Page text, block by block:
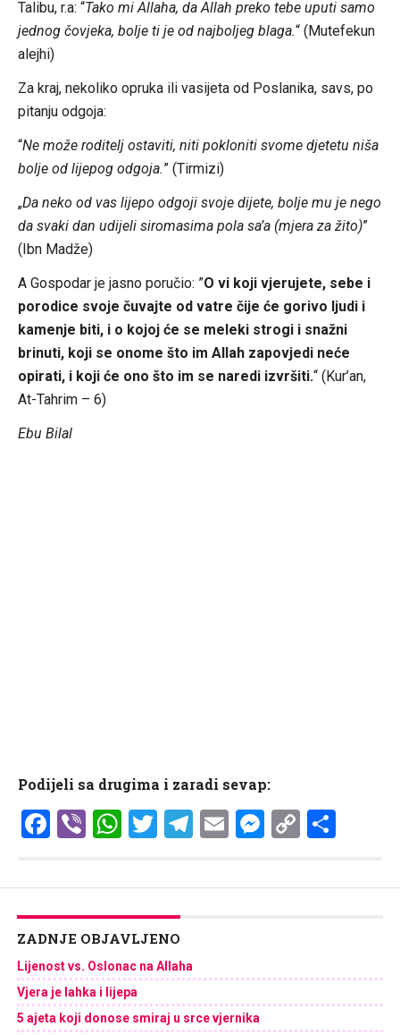
Talibu, r.a: “Tako mi Allaha, da Allah preko tebe uputi samo
jednog čovjeka, bolje ti je od najboljeg blaga.“ (Mutefekun
alejhi)
Za kraj, nekoliko opruka ili vasijeta od Poslanika, savs, po
pitanju odgoja:
“Ne može roditelj ostaviti, niti pokloniti svome djetetu niša
bolje od lijepog odgoja.” (Tirmizi)
„Da neko od vas lijepo odgoji svoje dijete, bolje mu je nego
da svaki dan udijeli siromasima pola sa’a (mjera za žito)”
(Ibn Madže)
A Gospodar je jasno poručio: ”O vi koji vjerujete, sebe i
porodice svoje čuvajte od vatre čije će gorivo ljudi i
kamenje biti, i o kojoj će se meleki strogi i snažni
brinuti, koji se onome što im Allah zapovjedi neće
opirati, i koji će ono što im se naredi izvršiti.“ (Kur’an,
At-Tahrim – 6)
Ebu Bilal
Podijeli sa drugima i zaradi sevap:
Facebook
ViberWhatsApp
Twitter
Telegram
EmailCopy
ZADNJE OBJAVLJENO
Lijenost vs. Oslonac na Allaha
Vjera je lahka i lijepa
5 ajeta koji donose smiraj u srce vjernika